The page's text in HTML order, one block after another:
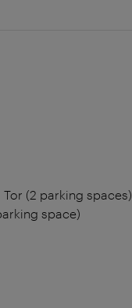
(2 parking spaces),
space)